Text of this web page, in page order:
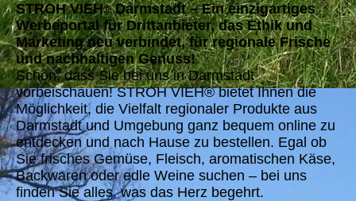
STROH VIEH®Darmstadt – Ein einzigartiges
Werbeportal für Drittanbieter, das Ethik und
Marketing neu verbindet, für regionale Frische
und nachhaltigen Genuss!
Schön, dass Sie bei uns in Darmstadt
vorbeischauen! STROH VIEH® bietet Ihnen die
Möglichkeit, die Vielfalt regionaler Produkte aus
Darmstadt und Umgebung ganz bequem online zu
entdecken und nach Hause zu bestellen. Egal ob
Sie frisches Gemüse, Fleisch, aromatischen Käse,
Backwaren oder edle Weine suchen – bei uns
finden Sie alles, was das Herz begehrt.